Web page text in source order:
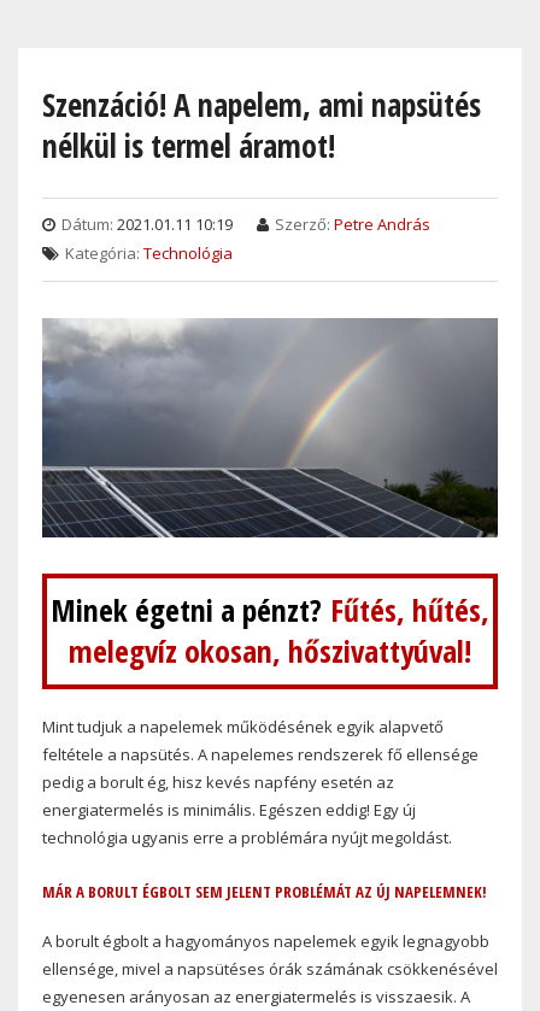
contentSzenzáció! A napelem, ami napsütés
nélkül is termel áramot!
Dátum: 2021.01.11 10:19 Szerző: Petre András
Kategória: Technológia
Minek égetni a pénzt? Fűtés, hűtés,
melegvíz okosan, hőszivattyúval!
Mint tudjuk a napelemek működésének egyik alapvető
feltétele a napsütés. A napelemes rendszerek fő ellensége
pedig a borult ég, hisz kevés napfény esetén az
energiatermelés is minimális. Egészen eddig! Egy új
technológia ugyanis erre a problémára nyújt megoldást.
MÁR A BORULT ÉGBOLT SEM JELENT PROBLÉMÁT AZ ÚJ NAPELEMNEK!
A borult égbolt a hagyományos napelemek egyik legnagyobb
ellensége, mivel a napsütéses órák számának csökkenésével
egyenesen arányosan az energiatermelés is visszaesik. A